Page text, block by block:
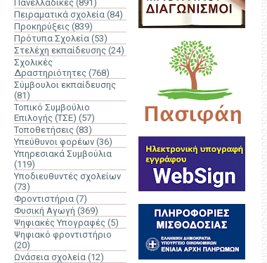
Πανελλαδικές (891)
Πειραματικά σχολεία (84)
Προκηρύξεις (839)
Πρότυπα Σχολεία (53)
Στελέχη εκπαίδευσης (24)
Σχολικές
Δραστηριότητες (768)
Σύμβουλοι εκπαίδευσης
(81)
Τοπικό Συμβούλιο
Επιλογής (ΤΣΕ) (57)
Τοποθετήσεις (83)
Υπεύθυνοι φορέων (36)
Υπηρεσιακά Συμβούλια
(119)
Υποδιευθυντές σχολείων
(73)
Φροντιστήρια (7)
Φυσική Αγωγή (369)
Ψηφιακές Υπογραφές (5)
Ψηφιακό φροντιστήριο
(20)
Ωνάσεια σχολεία (12)